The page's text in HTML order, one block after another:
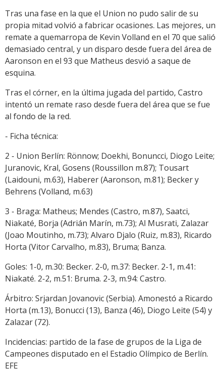
Tras una fase en la que el Union no pudo salir de su
propia mitad volvió a fabricar ocasiones. Las mejores, un
remate a quemarropa de Kevin Volland en el 70 que salió
demasiado central, y un disparo desde fuera del área de
Aaronson en el 93 que Matheus desvió a saque de
esquina.
Tras el córner, en la última jugada del partido, Castro
intentó un remate raso desde fuera del área que se fue
al fondo de la red.
- Ficha técnica:
2 - Union Berlín: Rönnow; Doekhi, Bonuncci, Diogo Leite;
Juranovic, Kral, Gosens (Roussillon m.87); Tousart
(Laidouni, m.63), Haberer (Aaronson, m.81); Becker y
Behrens (Volland, m.63)
3 - Braga: Matheus; Mendes (Castro, m.87), Saatci,
Niakaté, Borja (Adrián Marín, m.73); Al Musrati, Zalazar
(Joao Moutinho, m.73); Alvaro Djalo (Ruiz, m.83), Ricardo
Horta (Vitor Carvalho, m.83), Bruma; Banza.
Goles: 1-0, m.30: Becker. 2-0, m.37: Becker. 2-1, m.41:
Niakaté. 2-2, m.51: Bruma. 2-3, m.94: Castro.
Árbitro: Srjardan Jovanovic (Serbia). Amonestó a Ricardo
Horta (m.13), Bonucci (13), Banza (46), Diogo Leite (54) y
Zalazar (72).
Incidencias: partido de la fase de grupos de la Liga de
Campeones disputado en el Estadio Olímpico de Berlín.
EFE